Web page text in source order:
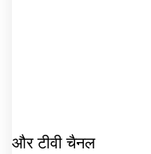
और टीवी चैनल